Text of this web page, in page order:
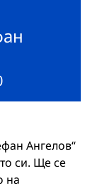
Ангелов“
си. Ще се
на